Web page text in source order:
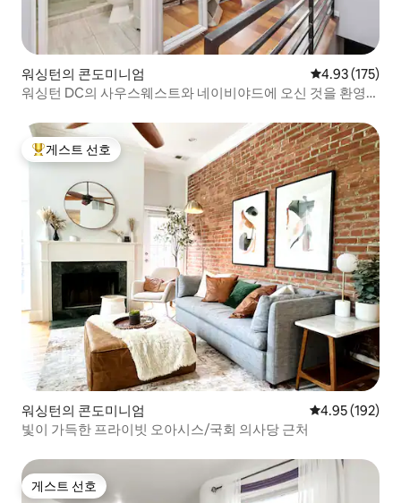
워싱턴의 콘도미니엄 평점 4.93점(5
4.93 (175)
워싱턴 DC의 사우스웨스트와 네이비야드에 오신 것을 환영합
상위 게스트 선호
게스트 선호
워싱턴의 콘도미니엄 평점 4.95점(5
4.95 (192)
빛이 가득한 프라이빗 오아시스/국회 의사당 근처
게스트 선호
게스트 선호